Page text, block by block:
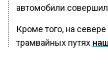
автомобили
Кроме того, на
трамвайных путях